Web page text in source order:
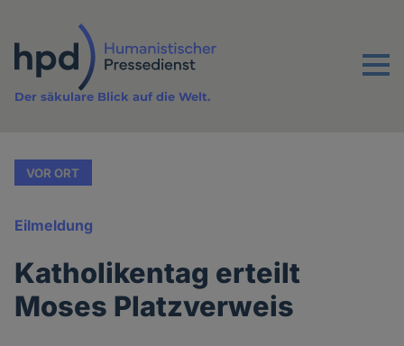
Inhalt
Menu
Der säkulare Blick auf die Welt.
VOR ORT
Eilmeldung
Katholikentag erteilt
Moses Platzverweis